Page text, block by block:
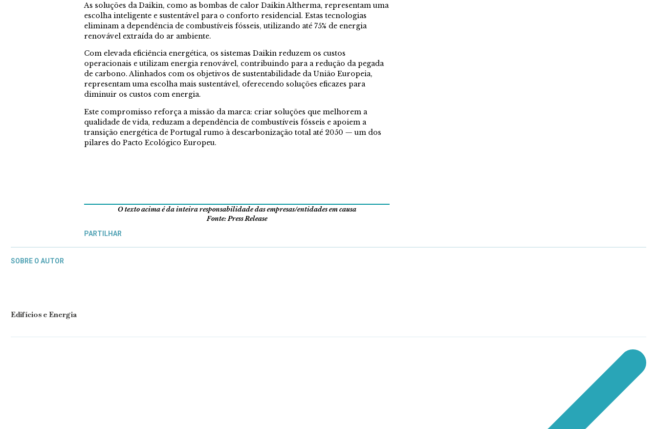
As soluções da Daikin, como as bombas de calor Daikin Altherma, representam uma
escolha inteligente e sustentável para o conforto residencial. Estas tecnologias
eliminam a dependência de combustíveis fósseis, utilizando até 75% de energia
renovável extraída do ar ambiente.
Com elevada eficiência energética, os sistemas Daikin reduzem os custos
operacionais e utilizam energia renovável, contribuindo para a redução da pegada
de carbono. Alinhados com os objetivos de sustentabilidade da União Europeia,
representam uma escolha mais sustentável, oferecendo soluções eficazes para
diminuir os custos com energia.
Este compromisso reforça a missão da marca: criar soluções que melhorem a
qualidade de vida, reduzam a dependência de combustíveis fósseis e apoiem a
transição energética de Portugal rumo à descarbonização total até 2050 — um dos
pilares do Pacto Ecológico Europeu.
O texto acima é da inteira responsabilidade das empresas/entidades em causa
Fonte: Press Release
PARTILHAR
SOBRE O AUTOR
Edifícios e Energia